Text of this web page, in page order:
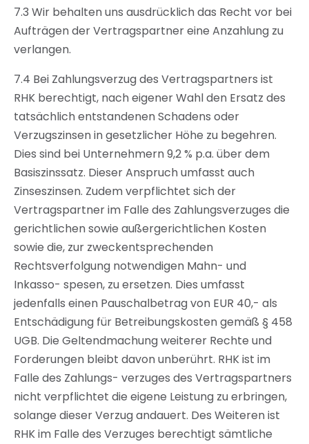
7.3 Wir behalten uns ausdrücklich das Recht vor bei
Aufträgen der Vertragspartner eine Anzahlung zu
verlangen.
7.4 Bei Zahlungsverzug des Vertragspartners ist
RHK berechtigt, nach eigener Wahl den Ersatz des
tatsächlich entstandenen Schadens oder
Verzugszinsen in gesetzlicher Höhe zu begehren.
Dies sind bei Unternehmern 9,2 % p.a. über dem
Basiszinssatz. Dieser Anspruch umfasst auch
Zinseszinsen. Zudem verpflichtet sich der
Vertragspartner im Falle des Zahlungsverzuges die
gerichtlichen sowie außergerichtlichen Kosten
sowie die, zur zweckentsprechenden
Rechtsverfolgung notwendigen Mahn- und
Inkasso- spesen, zu ersetzen. Dies umfasst
jedenfalls einen Pauschalbetrag von EUR 40,- als
Entschädigung für Betreibungskosten gemäß § 458
UGB. Die Geltendmachung weiterer Rechte und
Forderungen bleibt davon unberührt. RHK ist im
Falle des Zahlungs- verzuges des Vertragspartners
nicht verpflichtet die eigene Leistung zu erbringen,
solange dieser Verzug andauert. Des Weiteren ist
RHK im Falle des Verzuges berechtigt sämtliche